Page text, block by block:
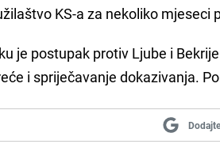
KS-a za nekoliko
je postupak protiv Ljube i
i spriječavanje dokazivanja.